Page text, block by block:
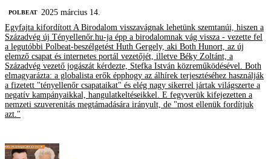
‎POLBEAT 2025 március 14.
Egyfajta kifordított A Birodalom visszavágnak lehetünk szemtanúi, hiszen a
Századvég új Tényellenőr.hu-ja épp a birodalomnak vág vissza - vezette fel
a legutóbbi Polbeat-beszélgetést Huth Gergely, aki Both Hunort, az új
elemző csapat és internetes portál vezetőjét, illetve Béky Zoltánt, a
Századvég vezető jogászát kérdezte, Stefka István közreműködésével. Both
elmagyarázta: a globalista erők épphogy az álhírek terjesztéséhez használják
a fizetett "tényellenőr csapataikat" és elég nagy sikerrel jártak világszerte a
negatív kampányaikkal, hangulatkeltéseikkel. E fegyverük kifejezetten a
nemzeti szuverenitás megtámadására irányult, de "most ellenük fordítjuk
azt."